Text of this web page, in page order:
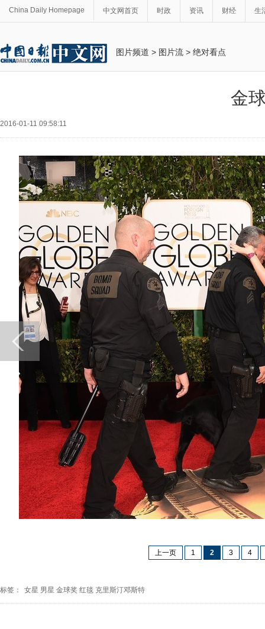
China Daily Homepage 中文网首页 时政 资讯 财经 生
图片频道 > 图片流 > 绝对看点
金
2016-01-11 09:58:11
上一页 1 2 3 4
标签： 女星 男星 金球奖 红毯 克里斯汀邓斯特